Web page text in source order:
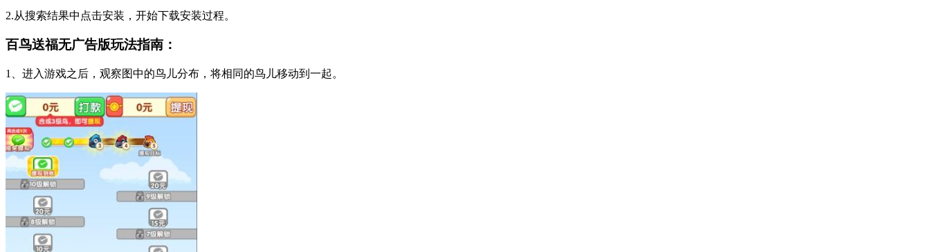
2.从搜索结果中点击安装，开始下载安装过程。
百鸟送福无广告版玩法指南：
1、进入游戏之后，观察图中的鸟儿分布，将相同的鸟儿移动到一起。